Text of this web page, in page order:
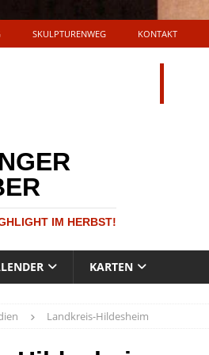
SKULPTURENWEG KONTAKT
IM HERBST!
KARTEN
Landkreis-Hildesheim